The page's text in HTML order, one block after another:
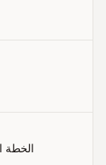
الخطة